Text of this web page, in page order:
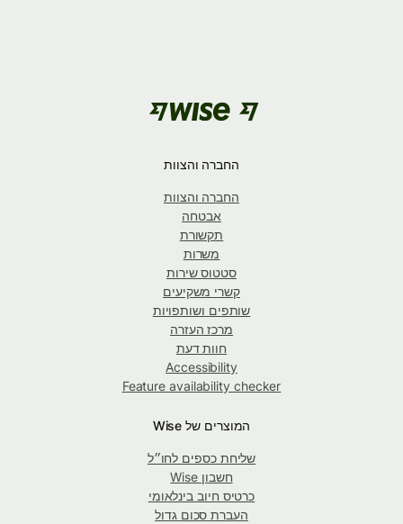
החברה והצוות
החברה והצוות
אבטחה
תקשורת
משרות
סטטוס שירות
קשרי משקיעים
שותפים ושותפויות
מרכז העזרה
חוות דעת
Accessibility
Feature availability checker
המוצרים של Wise
שליחת כספים לחו״ל
חשבון Wise
כרטיס חיוב בינלאומי
העברת סכום גדול